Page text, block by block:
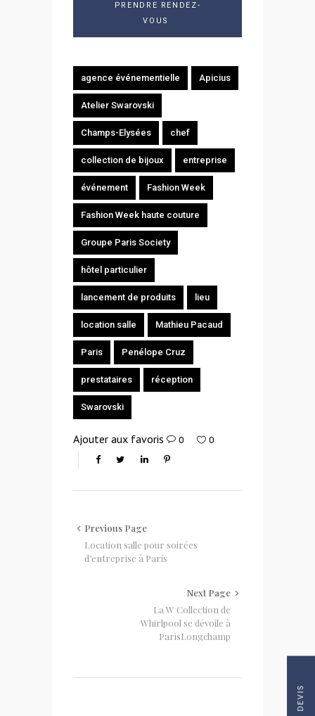
PRENDRE RENDEZ-
VOUS
agence événementielle Apicius
Atelier Swarovski
Champs-Elysées chef
collection de bijoux entreprise
événement Fashion Week
Fashion Week haute couture
Groupe Paris Society
hôtel particulier
lancement de produits lieu
location salle Mathieu Pacaud
Paris Penélope Cruz
prestataires réception
Swarovski
Ajouter aux favoris 0 0
Previous Page
Location salle pour soirées
d’entreprise à Paris
Next Page
La W Collection de
Whirlpool se dévoile à
ParisLongchamp